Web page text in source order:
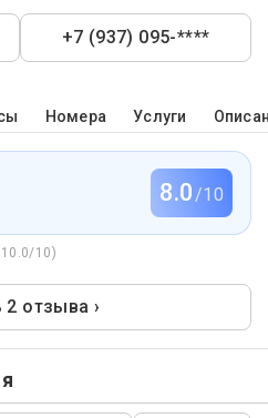
+7 (937) 095-****
Номера Услуги
8.0/10
10)
2 отзыва ›